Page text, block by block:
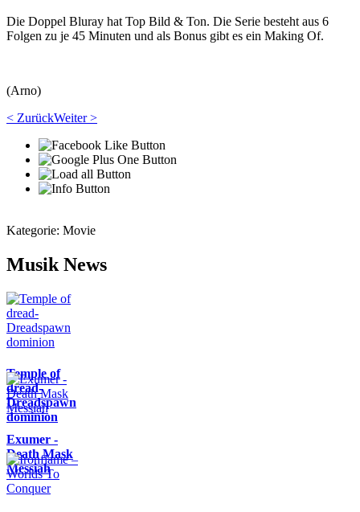
Die Doppel Bluray hat Top Bild & Ton. Die Serie besteht aus 6
Folgen zu je 45 Minuten und als Bonus gibt es ein Making Of.
(Arno)
< ZurückWeiter >
Kategorie: Movie
Musik News
Temple of
dread-
Dreadspawn
dominion
Exumer -
Death Mask
Messiah